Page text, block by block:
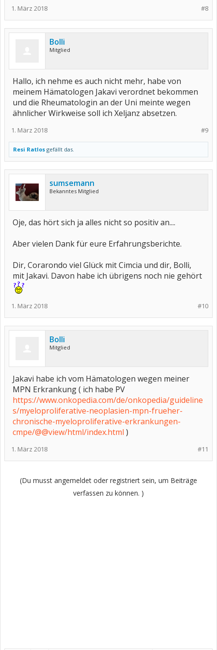
#8
1. März 2018
Bolli
Mitglied
Hallo, ich nehme es auch nicht mehr, habe von
meinem Hämatologen Jakavi verordnet bekommen
und die Rheumatologin an der Uni meinte wegen
ähnlicher Wirkweise soll ich Xeljanz absetzen.
#9
1. März 2018
Resi Ratlos gefällt das.
sumsemann
Bekanntes Mitglied
Oje, das hört sich ja alles nicht so positiv an....
Aber vielen Dank für eure Erfahrungsberichte.
Dir, Corarondo viel Glück mit Cimcia und dir, Bolli,
mit Jakavi. Davon habe ich übrigens noch nie gehört
#10
1. März 2018
Bolli
Mitglied
Jakavi habe ich vom Hämatologen wegen meiner
MPN Erkrankung ( ich habe PV
https://www.onkopedia.com/de/onkopedia/guideline
s/myeloproliferative-neoplasien-mpn-frueher-
chronische-myeloproliferative-erkrankungen-
cmpe/@@view/html/index.html )
#11
1. März 2018
(Du musst angemeldet oder registriert sein, um Beiträge
verfassen zu können. )